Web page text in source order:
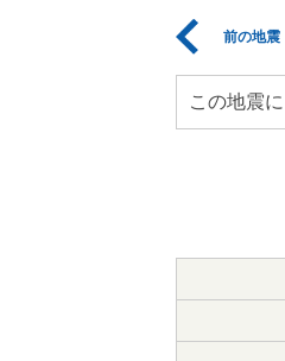
前の地震
この地震